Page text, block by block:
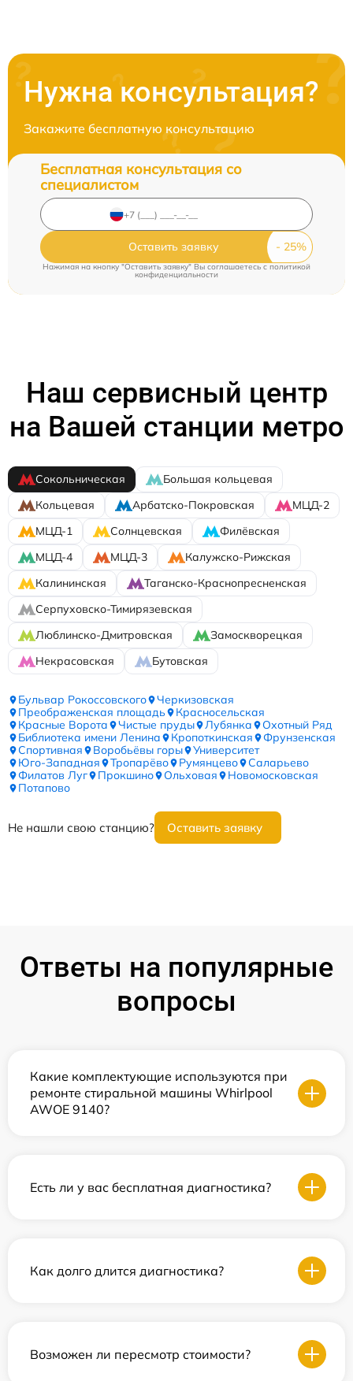
Нужна консультация?
Закажите бесплатную консультацию
Бесплатная консультация со
специалистом
Оставить заявку
Нажимая на кнопку "Оставить заявку" Вы соглашаетесь c политикой
конфиденциальности
Наш сервисный центр
на Вашей станции метро
Сокольническая
Большая кольцевая
Кольцевая
Арбатско-Покровская
МЦД-2
МЦД-1
Солнцевская
Филёвская
МЦД-4
МЦД-3
Калужско-Рижская
Калининская
Таганско-Краснопресненская
Серпуховско-Тимирязевская
Люблинско-Дмитровская
Замоскворецкая
Некрасовская
Бутовская
Бульвар Рокоссовского
Черкизовская
Преображенская площадь
Красносельская
Красные Ворота
Чистые пруды Лубянка
Охотный Ряд
Библиотека имени Ленина
Кропоткинская
Фрунзенская
Спортивная
Воробьёвы горы
Университет
Юго-Западная
Тропарёво Румянцево
Саларьево
Филатов Луг
Прокшино Ольховая
Новомосковская
Потапово
Не нашли свою станцию? Оставить заявку
Ответы на популярные
вопросы
Какие комплектующие используются при
ремонте стиральной машины Whirlpool
AWOE 9140?
Есть ли у вас бесплатная диагностика?
Как долго длится диагностика?
Возможен ли пересмотр стоимости?